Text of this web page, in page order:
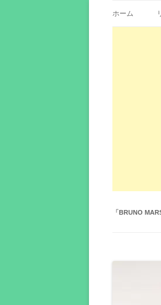
エイ
ホーム
「BRUNO